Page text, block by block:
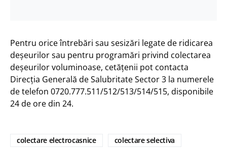
Pentru orice întrebări sau sesizări legate de ridicarea
deșeurilor sau pentru programări privind colectarea
deșeurilor voluminoase, cetățenii pot contacta
Direcția Generală de Salubritate Sector 3 la numerele
de telefon 0720.777.511/512/513/514/515, disponibile
24 de ore din 24.
colectare electrocasnice
colectare selectiva